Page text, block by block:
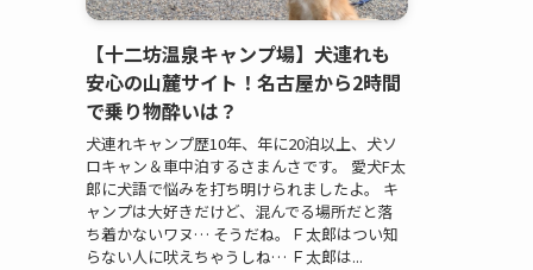
【十二坊温泉キャンプ場】犬連れも
安心の山麓サイト！名古屋から2時間
で乗り物酔いは？
犬連れキャンプ歴10年、年に20泊以上、犬ソ
ロキャン＆車中泊するさまんさです。 愛犬F太
郎に犬語で悩みを打ち明けられましたよ。 キ
ャンプは大好きだけど、混んでる場所だと落
ち着かないワヌ… そうだね。Ｆ太郎はつい知
らない人に吠えちゃうしね… Ｆ太郎は...